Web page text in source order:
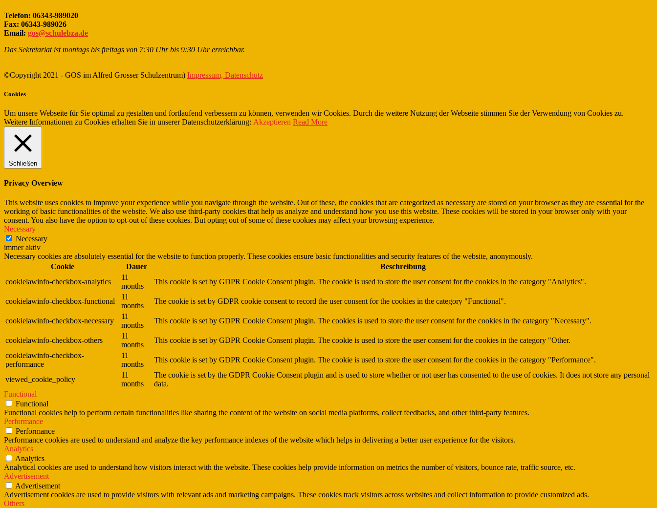
Telefon: 06343-989020
Fax: 06343-989026
Email: gos@schulebza.de
Das Sekretariat ist montags bis freitags von 7:30 Uhr bis 9:30 Uhr erreichbar.
©Copyright 2021 - GOS im Alfred Grosser Schulzentrum) Impressum, Datenschutz
Cookies
Um unsere Webseite für Sie optimal zu gestalten und fortlaufend verbessern zu können, verwenden wir Cookies. Durch die weitere Nutzung der Webseite stimmen Sie der Verwendung von Cookies zu.
Weitere Informationen zu Cookies erhalten Sie in unserer Datenschutzerklärung: Akzeptieren Read More
Schließen
Privacy Overview
This website uses cookies to improve your experience while you navigate through the website. Out of these, the cookies that are categorized as necessary are stored on your browser as they are essential for the
working of basic functionalities of the website. We also use third-party cookies that help us analyze and understand how you use this website. These cookies will be stored in your browser only with your
consent. You also have the option to opt-out of these cookies. But opting out of some of these cookies may affect your browsing experience.
Necessary
Necessary
immer aktiv
Necessary cookies are absolutely essential for the website to function properly. These cookies ensure basic functionalities and security features of the website, anonymously.
Cookie
Dauer
Beschreibung
cookielawinfo-checkbox-analytics
11
months
This cookie is set by GDPR Cookie Consent plugin. The cookie is used to store the user consent for the cookies in the category "Analytics".
cookielawinfo-checkbox-functional
11
months
The cookie is set by GDPR cookie consent to record the user consent for the cookies in the category "Functional".
cookielawinfo-checkbox-necessary
11
months
This cookie is set by GDPR Cookie Consent plugin. The cookies is used to store the user consent for the cookies in the category "Necessary".
cookielawinfo-checkbox-others
11
months
This cookie is set by GDPR Cookie Consent plugin. The cookie is used to store the user consent for the cookies in the category "Other.
cookielawinfo-checkbox-
performance
11
months
This cookie is set by GDPR Cookie Consent plugin. The cookie is used to store the user consent for the cookies in the category "Performance".
viewed_cookie_policy
11
months
The cookie is set by the GDPR Cookie Consent plugin and is used to store whether or not user has consented to the use of cookies. It does not store any personal
data.
Functional
Functional
Functional cookies help to perform certain functionalities like sharing the content of the website on social media platforms, collect feedbacks, and other third-party features.
Performance
Performance
Performance cookies are used to understand and analyze the key performance indexes of the website which helps in delivering a better user experience for the visitors.
Analytics
Analytics
Analytical cookies are used to understand how visitors interact with the website. These cookies help provide information on metrics the number of visitors, bounce rate, traffic source, etc.
Advertisement
Advertisement
Advertisement cookies are used to provide visitors with relevant ads and marketing campaigns. These cookies track visitors across websites and collect information to provide customized ads.
Others